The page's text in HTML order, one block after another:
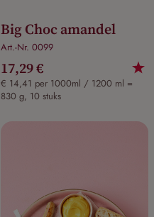
Big Choc amandel
Art.-Nr. 0099
17,29 €
€ 14,41 per 1000ml / 1200 ml =
830 g, 10 stuks